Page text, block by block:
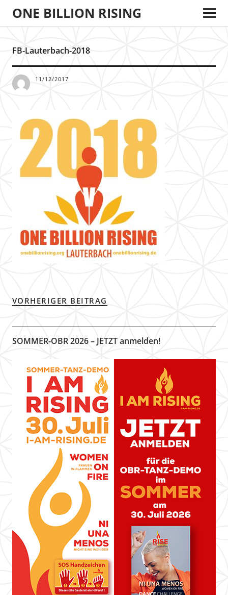
ONE BILLION RISING
FB-Lauterbach-2018
11/12/2017
VORHERIGER BEITRAG
SOMMER-OBR 2026 – JETZT anmelden!